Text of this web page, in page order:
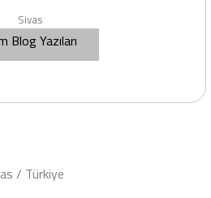
Sivas
Blog Yazıları
/ Türkiye